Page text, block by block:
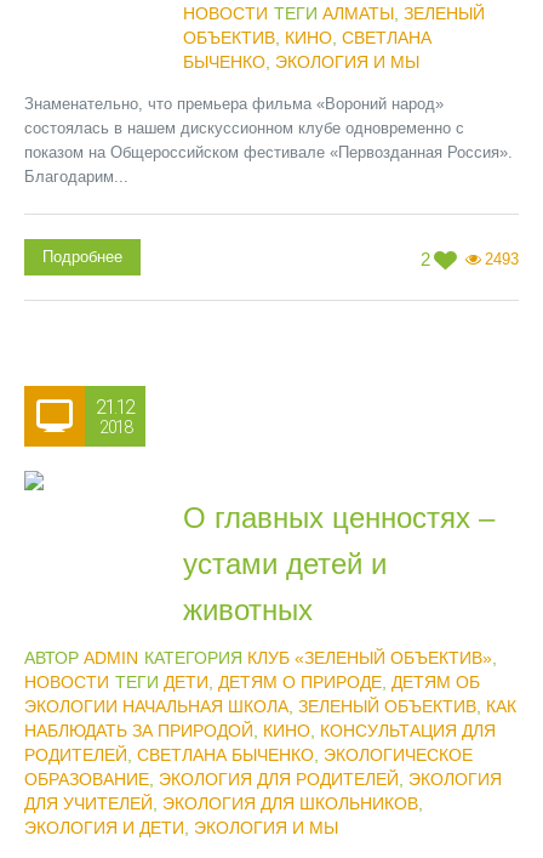
НОВОСТИ ТЕГИ АЛМАТЫ, ЗЕЛЕНЫЙ
ОБЪЕКТИВ, КИНО, СВЕТЛАНА
БЫЧЕНКО, ЭКОЛОГИЯ И МЫ
Знаменательно, что премьера фильма «Вороний народ»
состоялась в нашем дискуссионном клубе одновременно с
показом на Общероссийском фестивале «Первозданная Россия».
Благодарим...
2 2493
Подробнее
21.12
2018
О главных ценностях –
устами детей и
животных
АВТОР ADMIN КАТЕГОРИЯ КЛУБ «ЗЕЛЕНЫЙ ОБЪЕКТИВ»
НОВОСТИ ТЕГИ ДЕТИ ДЕТЯМ О ПРИРОДЕ ДЕТЯМ ОБ
ЭКОЛОГИИ НАЧАЛЬНАЯ ШКОЛА ЗЕЛЕНЫЙ ОБЪЕКТИВ КАК
НАБЛЮДАТЬ ЗА ПРИРОДОЙ
КИНО КОНСУЛЬТАЦИЯ ДЛЯ
РОДИТЕЛЕЙ СВЕТЛАНА БЫЧЕНКО ЭКОЛОГИЧЕСКОЕ
ОБРАЗОВАНИЕ ЭКОЛОГИЯ ДЛЯ РОДИТЕЛЕЙ
ЭКОЛОГИЯ
ДЛЯ УЧИТЕЛЕЙ
ЭКОЛОГИЯ ДЛЯ ШКОЛЬНИКОВ
ЭКОЛОГИЯ И ДЕТИ
ЭКОЛОГИЯ И МЫ